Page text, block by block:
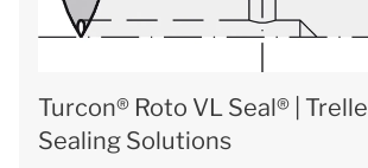
Turcon® Roto VL Seal® |
Sealing Solutions